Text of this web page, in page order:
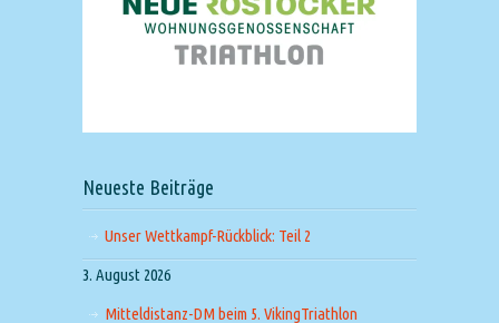
Neueste Beiträge
Unser Wettkampf-Rückblick: Teil 2
3. August 2026
Mitteldistanz-DM beim 5. VikingTriathlon